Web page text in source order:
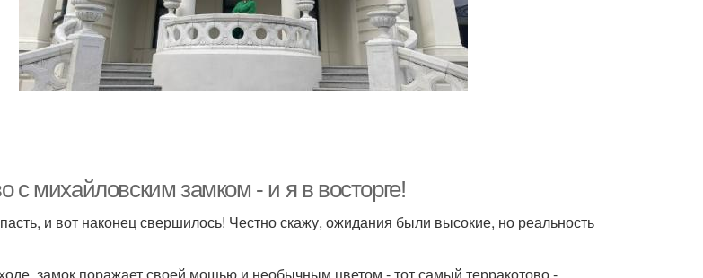
с михайловским замком - и я в восторге!
и вот наконец свершилось! Честно скажу, ожидания были высокие, но реальность